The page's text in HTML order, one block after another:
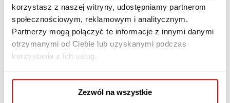
korzystasz z naszej witryny, udostępniamy partnerom
społecznościowym, reklamowym i analitycznym.
Partnerzy mogą połączyć te informacje z innymi danymi
otrzymanymi od Ciebie lub uzyskanymi podczas
korzystania z ich usług.
Zezwól na wszystkie
Szanowni Państwo, informujemy, że w najbliższą
sobotę, tj. 05.07.2025 Centrum Planowania
Kariery będzie czynne w godzinach 8.00-14.00. II
piętro, pokój 200 Zapraszamy ! CENTRUM
PLANOWANIA KARIERY – Akademickie Biuro
Karier | Praktyki (pokój 200)tel.81 452 94 39e-
mail: praktyki@wspa.ple-